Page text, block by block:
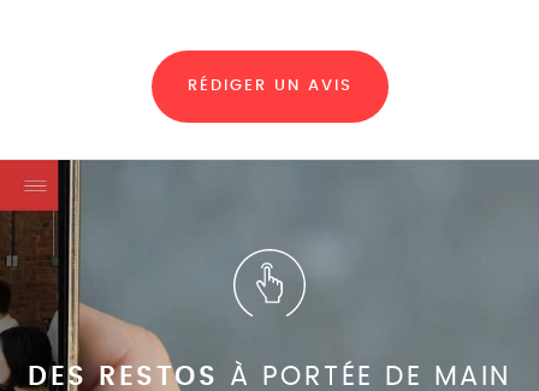
RÉDIGER UN AVIS
DES RESTOS À PORTÉE DE MAIN